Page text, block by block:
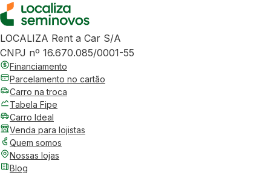
LOCALIZA Rent a Car S/A
CNPJ nº 16.670.085/0001-55
Financiamento
Parcelamento no cartão
Carro na troca
Tabela Fipe
Carro Ideal
Venda para lojistas
Quem somos
Nossas lojas
Blog